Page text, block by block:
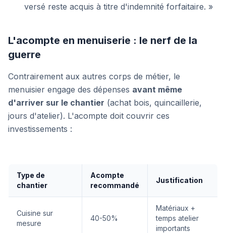
versé reste acquis à titre d'indemnité forfaitaire. »
L'acompte en menuiserie : le nerf de la
guerre
Contrairement aux autres corps de métier, le
menuisier engage des dépenses avant même
d'arriver sur le chantier (achat bois, quincaillerie,
jours d'atelier). L'acompte doit couvrir ces
investissements :
Type de
chantier
Acompte
recommandé
Justification
Cuisine sur
mesure
40-50%
Matériaux +
temps atelier
importants